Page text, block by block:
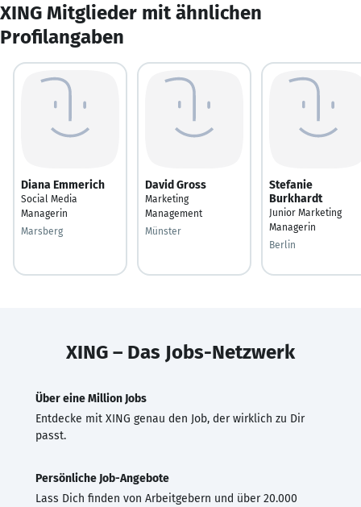
XING Mitglieder mit ähnlichen
Profilangaben
Diana Emmerich
Social Media
Managerin
Marsberg
David Gross
Marketing
Management
Münster
Stefanie
Burkhardt
Junior Marketing
Managerin
Berlin
XING – Das Jobs-Netzwerk
Über eine Million Jobs
Entdecke mit XING genau den Job, der wirklich zu Dir
passt.
Persönliche Job-Angebote
Lass Dich finden von Arbeitgebern und über 20.000